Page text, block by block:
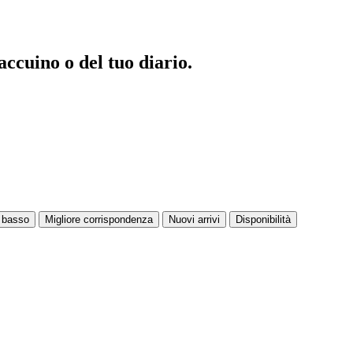
o del tuo diario.
Migliore corrispondenza Nuovi arrivi Disponibilità